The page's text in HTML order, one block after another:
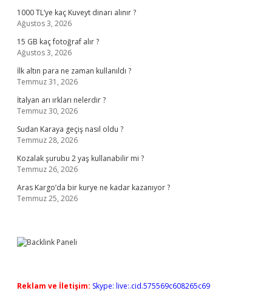
1000 TL’ye kaç Kuveyt dinarı alınır ?
Ağustos 3, 2026
15 GB kaç fotoğraf alır ?
Ağustos 3, 2026
İlk altın para ne zaman kullanıldı ?
Temmuz 31, 2026
İtalyan arı ırkları nelerdir ?
Temmuz 30, 2026
Sudan Karaya geçiş nasıl oldu ?
Temmuz 28, 2026
Kozalak şurubu 2 yaş kullanabilir mi ?
Temmuz 26, 2026
Aras Kargo’da bir kurye ne kadar kazanıyor ?
Temmuz 25, 2026
Reklam ve İletişim: Skype: live:.cid.575569c608265c69